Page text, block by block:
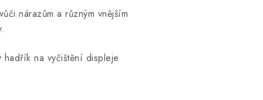
nárazům a různým vnějším
hadřík na vyčištění displeje